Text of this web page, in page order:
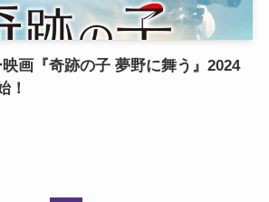
映画『奇跡の子 夢野に舞う』2024
！